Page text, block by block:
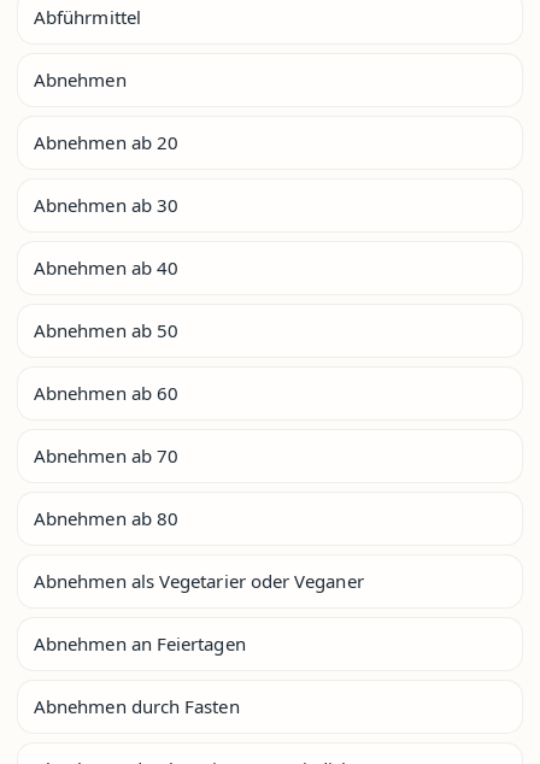
Abführmittel
Abnehmen
Abnehmen ab 20
Abnehmen ab 30
Abnehmen ab 40
Abnehmen ab 50
Abnehmen ab 60
Abnehmen ab 70
Abnehmen ab 80
Abnehmen als Vegetarier oder Veganer
Abnehmen an Feiertagen
Abnehmen durch Fasten